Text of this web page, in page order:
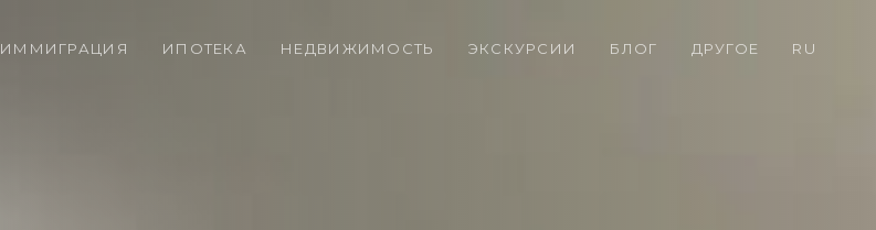
ИММИГРАЦИЯ ИПОТЕКА НЕДВИЖИМОСТЬ ЭКСКУРСИИ БЛОГ ДРУГОЕ RU